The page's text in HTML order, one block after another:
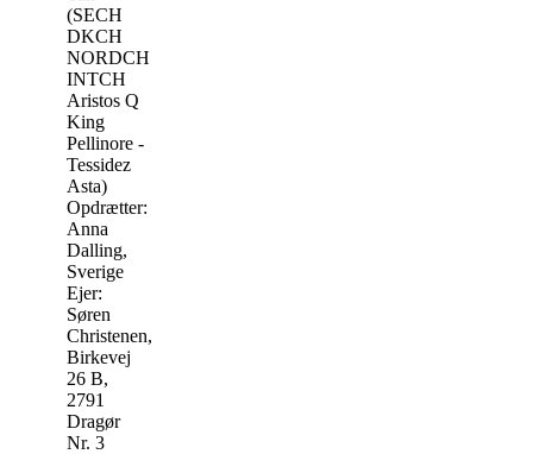
(SECH
DKCH
NORDCH
INTCH
Aristos Q
King
Pellinore -
Tessidez
Asta)
Opdrætter:
Anna
Dalling,
Sverige
Ejer:
Søren
Christenen,
Birkevej
26 B,
2791
Dragør
Nr. 3